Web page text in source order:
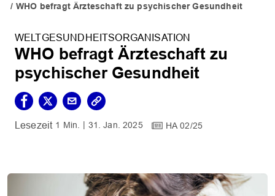
WHO befragt Ärzteschaft zu psychischer Gesundheit
WELTGESUNDHEITSORGANISATION
WHO befragt Ärzteschaft zu
psychischer Gesundheit
1 Min. 31. Jan. 2025 HA 02/25